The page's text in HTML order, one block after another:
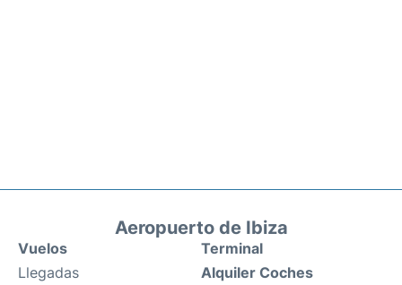
Aeropuerto de Ibiza
Vuelos
Llegadas
Terminal
Alquiler Coches